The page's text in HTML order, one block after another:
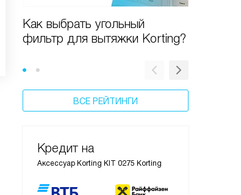
Как выбрать угольный
фильтр для вытяжки Korting?
ВСЕ РЕЙТИНГИ
Кредит на
Аксессуар Korting KIT 0275 Korting